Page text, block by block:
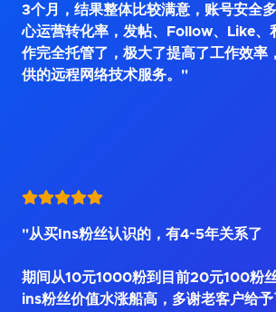
3个月，结果整体比较满意，账号安全
心运营转化率，发帖、Follow、Like、
作完全托管了，极大了提高了工作效率
供的远程网络技术服务。"
"从买Ins粉丝认识的，有4~5年关系了
期间从10元1000粉到目前20元100粉
ins粉丝价值水涨船高，多谢老客户给